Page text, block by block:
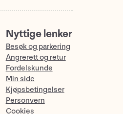
Nyttige lenker
Besøk og parkering
Angrerett og retur
Fordelskunde
Min side
Kjøpsbetingelser
Personvern
Cookies